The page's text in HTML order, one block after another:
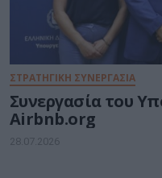
ΣΤΡΑΤΗΓΙΚΗ ΣΥΝΕΡΓΑΣΙΑ
Συνεργασία του
Airbnb.org
28.07.2026